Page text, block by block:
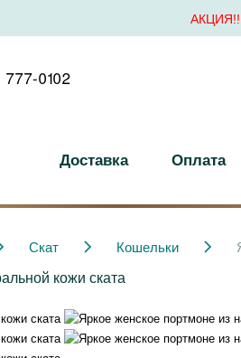
АКЦИЯ!!!
0102
Доставка Оплата
Скат Кошельки